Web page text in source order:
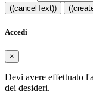
((cancelText))
Accedi
×
Devi avere effettuato
dei desideri.